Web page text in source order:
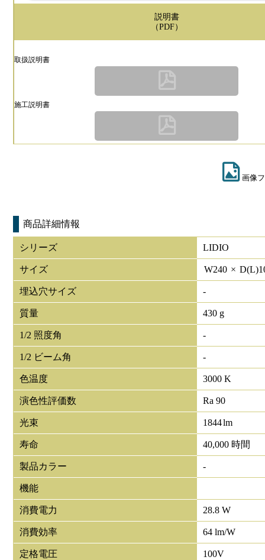
説明書
（PDF）
取扱説明書
施工説明書
画像
商品詳細情報
シリーズ LIDIO
サイズ W240 × D(L)
埋込穴サイズ -
質量 430 g
1/2 照度角 -
1/2 ビーム角 -
色温度 3000 K
演色性評価数 Ra 90
光束 1844lm
寿命 40,000 時間
製品カラー -
機能
消費電力 28.8 W
消費効率 64 lm/W
定格電圧 100V